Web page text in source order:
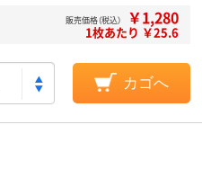
販売価格（税込） ￥1,280
1枚あたり ￥25.6
カゴへ